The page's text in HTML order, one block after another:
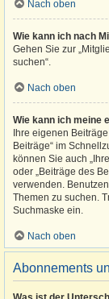
Nach oben
Wie kann ich nach
Gehen Sie zur
suchen“.
Nach oben
Wie kann ich meine
Ihre eigenen
Beiträge“ im
können Sie auch
oder „Beiträge des
verwenden.
Themen zu suchen.
Suchmaske ein.
Nach oben
Abonnements